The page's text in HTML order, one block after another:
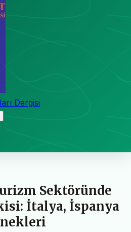
Dergisi
Sektöründe
İtalya, İspanya